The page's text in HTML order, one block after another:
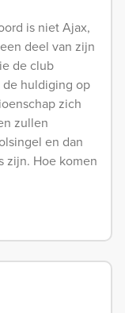
is niet Ajax,
deel van zijn
de club
huldiging op
zich
zullen
en dan
zijn. Hoe komen